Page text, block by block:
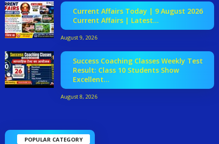
Current Affairs Today | 9 August 2026
Current Affairs | Latest...
August 9, 2026
Success Coaching Classes Weekly Test
Result: Class 10 Students Show
Excellent...
August 8, 2026
POPULAR CATEGORY